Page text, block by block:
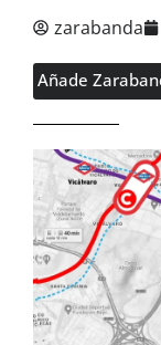
zarabanda
Añade